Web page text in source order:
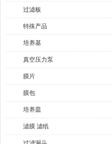
过滤板
特殊产品
培养基
真空压力泵
膜片
膜包
培养皿
滤膜 滤纸